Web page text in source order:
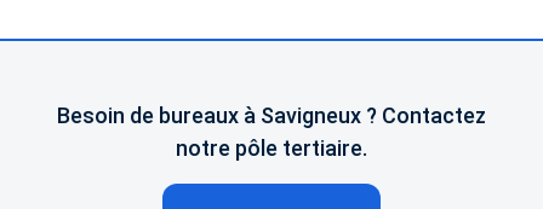
Besoin de bureaux à Savigneux ? Contactez
notre pôle tertiaire.